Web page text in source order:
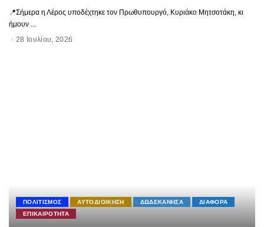
📍Σήμερα η Λέρος υποδέχτηκε τον Πρωθυπουργό, Κυριάκο Μητσοτάκη, κι
ήμουν ...
28 Ιουλίου, 2026
ΠΟΛΙΤΙΣΜΟΣ ΑΥΤΟΔΙΟΙΚΗΣΗ ΔΩΔΕΚΑΝΗΣΑ
ΔΙΑΦΟΡΑ
ΕΠΙΚΑΙΡΟΤΗΤΑ